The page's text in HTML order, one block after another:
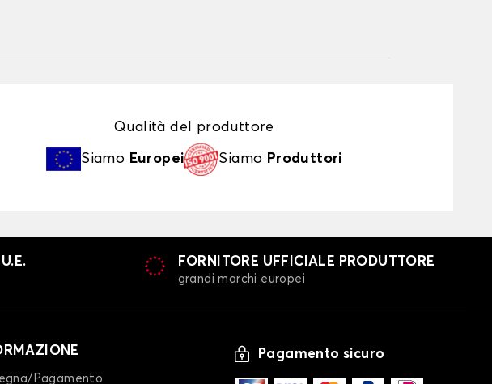
Qualità del produttore
Siamo Europei Siamo Produttori
FORNITORE UFFICIALE PRODUTTORE
grandi marchi europei
Pagamento
Pagamento sicuro